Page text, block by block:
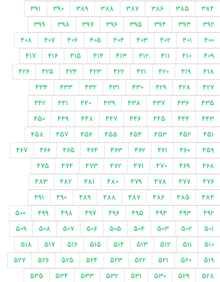
384
385
386
387
388
389
390
391
392
393
394
395
396
397
398
399
400
401
402
403
404
405
406
407
408
409
410
411
412
413
414
415
416
417
418
419
420
421
422
423
424
425
426
427
428
429
430
431
432
433
434
435
436
437
438
439
440
441
442
443
444
445
446
447
448
449
450
451
452
453
454
455
456
457
458
459
460
461
462
463
464
465
466
467
468
469
470
471
472
473
474
475
476
477
478
479
480
481
482
483
484
485
486
487
488
489
490
491
492
493
494
495
496
497
498
499
500
501
502
503
504
505
506
507
508
509
510
511
512
513
514
515
516
517
518
519
520
521
522
523
524
525
526
527
528
529
530
531
532
533
534
535